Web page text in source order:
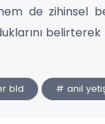
de zihinsel
bld # anıl